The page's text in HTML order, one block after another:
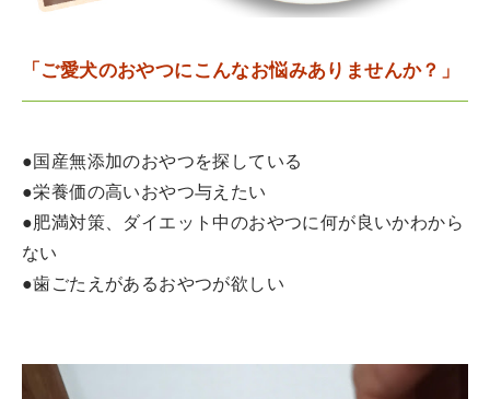
「ご愛犬のおやつにこんなお悩みありませんか？」
●国産無添加のおやつを探している
●栄養価の高いおやつ与えたい
●肥満対策、ダイエット中のおやつに何が良いかわから
ない
●歯ごたえがあるおやつが欲しい